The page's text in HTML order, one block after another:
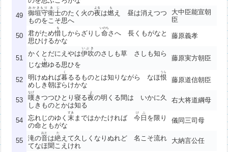
49 御垣守
みかきもり
衛士
ゑじ
のたく火の夜
よる
は燃
も
え 昼は消えつつ
ものをこそ思へ
大中臣能宣朝
臣
50 君がため惜
を
しからざりし 命
いのち
さへ 長くもがなと
思ひけるかな
藤原義孝
51
かくとだにえやは伊吹
いぶき
のさしも草 さしも知ら
じな燃
も
ゆる思ひを
藤原実方朝臣
52 明けぬれば暮
く
るるものとは知りながら なほ恨
うら
めしき朝ぼらけかな
藤原道信朝臣
53 嘆
なげ
きつつひとり寝る夜
よ
の明くる間は いかに久
しきものとかは知る
右大将道綱母
54 忘れじのゆく末
すゑ
まではかたければ今日
けふ
を限り
の命ともがな
儀同三司母
55 滝の音
おと
は絶
た
えて久しくなりぬれど 名こそ流れ
てなほ聞こえけれ
大納言公任